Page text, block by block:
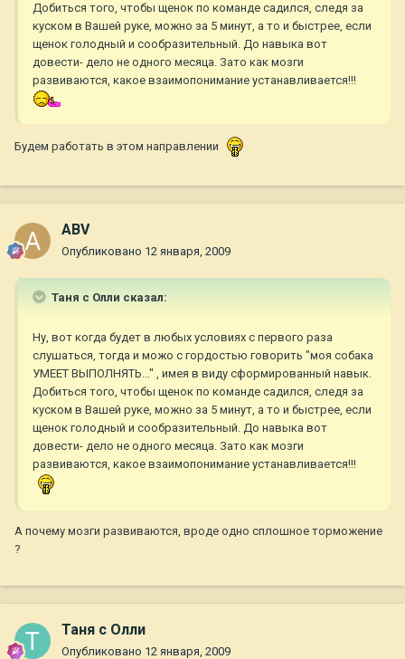
Добиться того, чтобы щенок по команде садился, следя за
куском в Вашей руке, можно за 5 минут, а то и быстрее, если
щенок голодный и сообразительный. До навыка вот
довести- дело не одного месяца. Зато как мозги
развиваются, какое взаимопонимание устанавливается!!!
Будем работать в этом направлении
ABV
Опубликовано 12 января, 2009
Таня с Олли сказал:
Ну, вот когда будет в любых условиях с первого раза
слушаться, тогда и можо с гордостью говорить "моя собака
УМЕЕТ ВЫПОЛНЯТЬ..." , имея в виду сформированный навык.
Добиться того, чтобы щенок по команде садился, следя за
куском в Вашей руке, можно за 5 минут, а то и быстрее, если
щенок голодный и сообразительный. До навыка вот
довести- дело не одного месяца. Зато как мозги
развиваются, какое взаимопонимание устанавливается!!!
А почему мозги развиваются, вроде одно сплошное торможение
?
Таня с Олли
Опубликовано 12 января, 2009